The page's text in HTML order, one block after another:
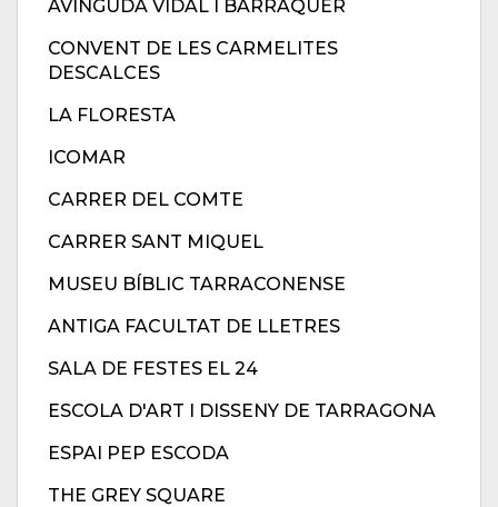
AVINGUDA VIDAL I BARRAQUER
CONVENT DE LES CARMELITES
DESCALCES
LA FLORESTA
ICOMAR
CARRER DEL COMTE
CARRER SANT MIQUEL
MUSEU BÍBLIC TARRACONENSE
ANTIGA FACULTAT DE LLETRES
SALA DE FESTES EL 24
ESCOLA D'ART I DISSENY DE TARRAGONA
ESPAI PEP ESCODA
THE GREY SQUARE